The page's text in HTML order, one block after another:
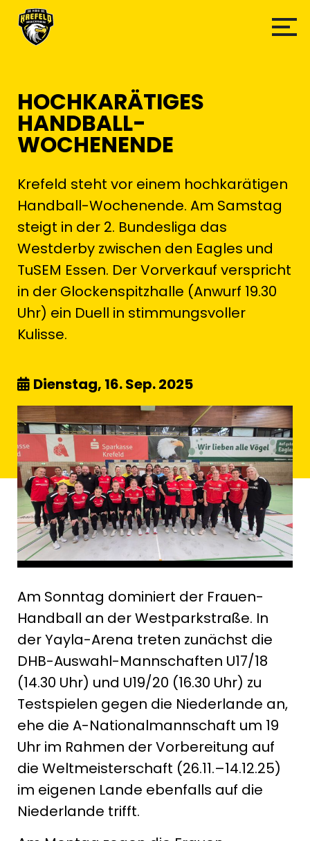
HOCHKARÄTIGES
HANDBALL-
WOCHENENDE
Krefeld steht vor einem hochkarätigen
Handball-Wochenende. Am Samstag
steigt in der 2. Bundesliga das
Westderby zwischen den Eagles und
TuSEM Essen. Der Vorverkauf verspricht
in der Glockenspitzhalle (Anwurf 19.30
Uhr) ein Duell in stimmungsvoller
Kulisse.
Dienstag, 16. Sep. 2025
Am Sonntag dominiert der Frauen-
Handball an der Westparkstraße. In
der Yayla-Arena treten zunächst die
DHB-Auswahl-Mannschaften U17/18
(14.30 Uhr) und U19/20 (16.30 Uhr) zu
Testspielen gegen die Niederlande an,
ehe die A-Nationalmannschaft um 19
Uhr im Rahmen der Vorbereitung auf
die Weltmeisterschaft (26.11.–14.12.25)
im eigenen Lande ebenfalls auf die
Niederlande trifft.